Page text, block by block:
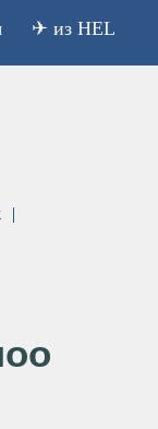
✈ из HEL
|